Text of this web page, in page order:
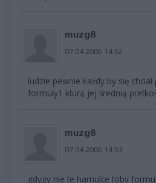
muzg8
07.04.2006 14:52
ludzie pewnie każdy by się
formuły1 kturą jej średnią
muzg8
07.04.2006 14:53
gdygy nie te hamulce toby